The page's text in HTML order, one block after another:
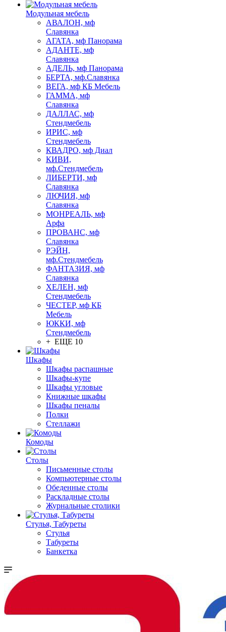
Модульная мебель
АВАЛОН, мф
Славянка
АГАТА, мф Панорама
АДАНТЕ, мф
Славянка
АДЕЛЬ, мф Панорама
БЕРТА, мф.Славянка
ВЕГА, мф КБ Мебель
ГАММА, мф
Славянка
ДАЛЛАС, мф
Стендмебель
ИРИС, мф
Стендмебель
КВАДРО, мф Диал
КИВИ,
мф.Стендмебель
ЛИБЕРТИ, мф
Славянка
ЛЮЧИЯ, мф
Славянка
МОНРЕАЛЬ, мф
Арфа
ПРОВАНС, мф
Славянка
РЭЙН,
мф.Стендмебель
ФАНТАЗИЯ, мф
Славянка
ХЕЛЕН, мф
Стендмебель
ЧЕСТЕР, мф КБ
Мебель
ЮККИ, мф
Стендмебель
+ ЕЩЕ 10
Шкафы
Шкафы распашные
Шкафы-купе
Шкафы угловые
Книжные шкафы
Шкафы пеналы
Полки
Стеллажи
Комоды
Столы
Письменные столы
Компьютерные столы
Обеденные столы
Раскладные столы
Журнальные столики
Стулья, Табуреты
Стулья
Табуреты
Банкетка